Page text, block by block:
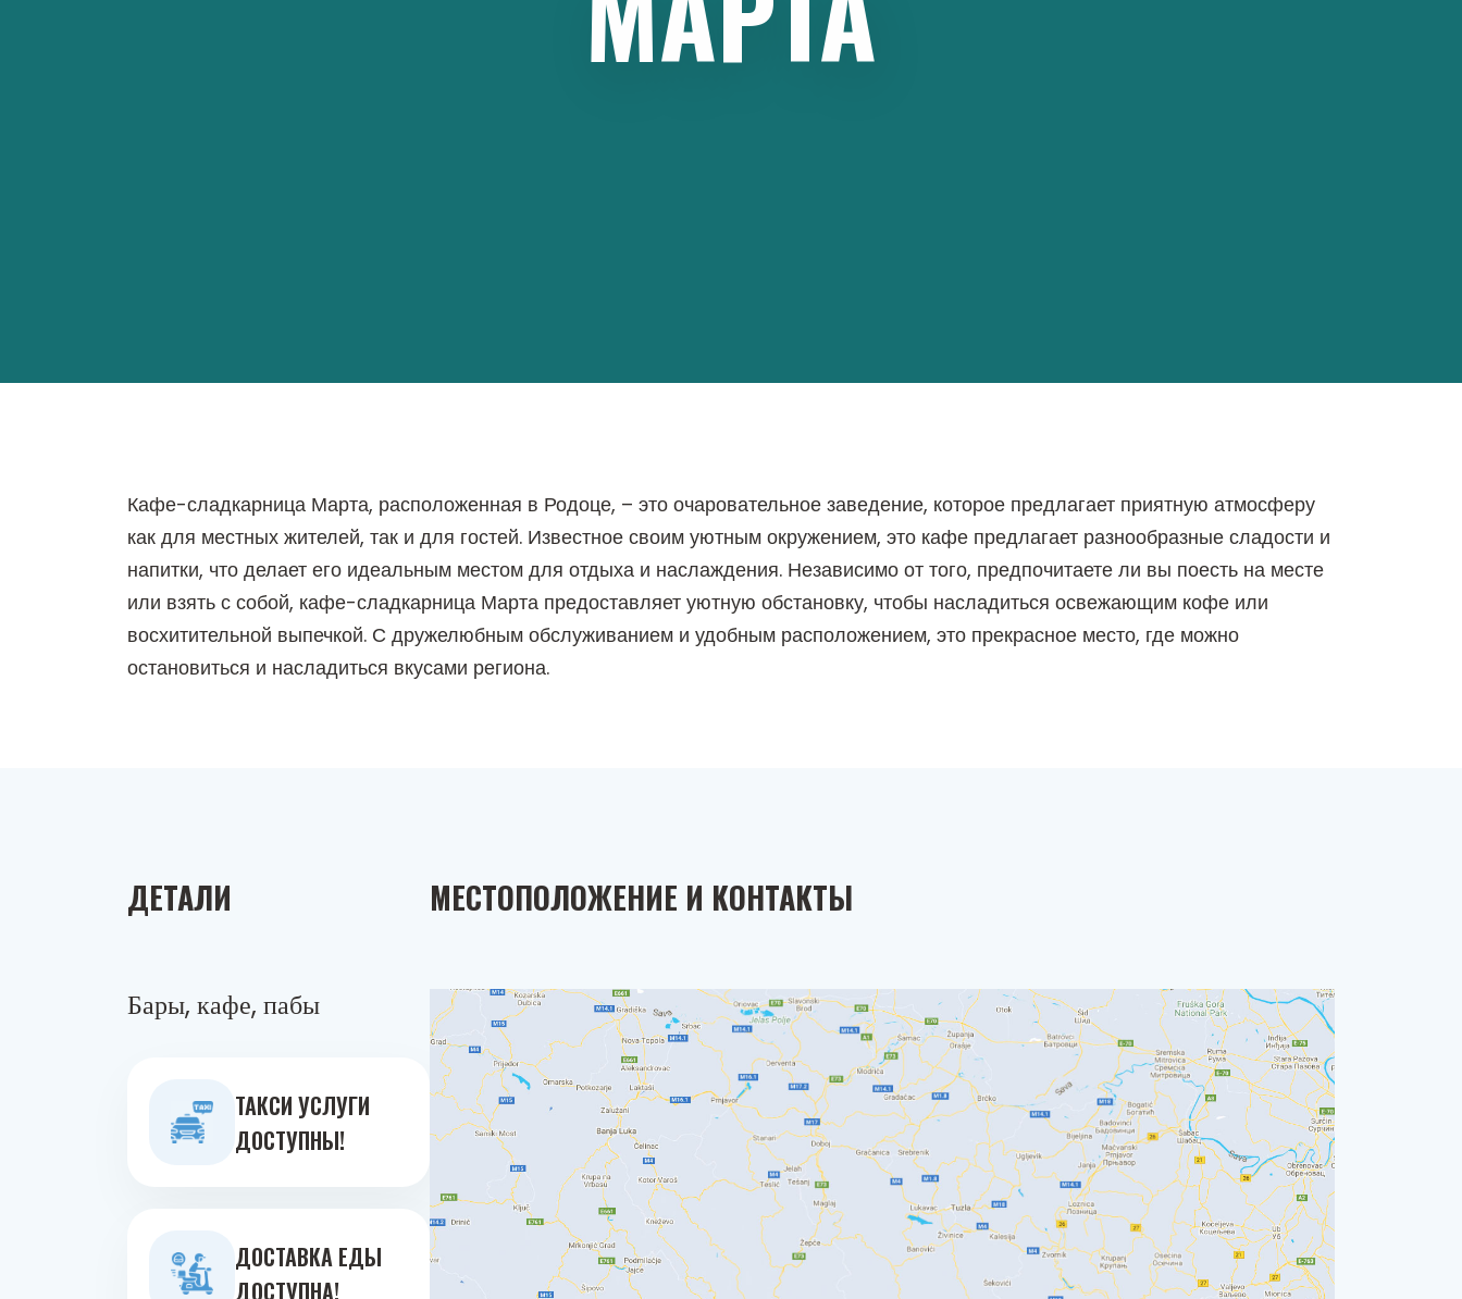
Кафе-сладкарница Марта, расположенная в Родоце, – это очаровательное заведение, которое предлагает приятную атмосферу
как для местных жителей, так и для гостей. Известное своим уютным окружением, это кафе предлагает разнообразные сладости и
напитки, что делает его идеальным местом для отдыха и наслаждения. Независимо от того, предпочитаете ли вы поесть на месте
или взять с собой, кафе-сладкарница Марта предоставляет уютную обстановку, чтобы насладиться освежающим кофе или
восхитительной выпечкой. С дружелюбным обслуживанием и удобным расположением, это прекрасное место, где можно
остановиться и насладиться вкусами региона.
ДЕТАЛИ
Бары, кафе, пабы
ТАКСИ УСЛУГИ
ДОСТУПНЫ!
ДОСТАВКА ЕДЫ
ДОСТУПНА!
МЕСТОПОЛОЖЕНИЕ И КОНТАКТЫ